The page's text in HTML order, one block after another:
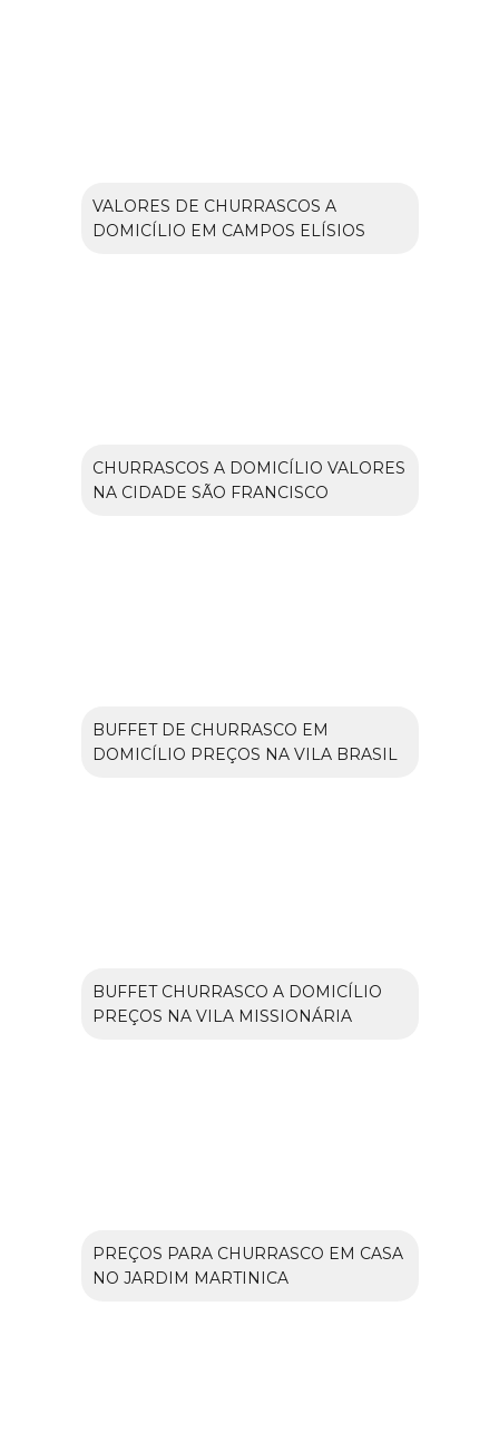
VALORES DE CHURRASCOS A
DOMICÍLIO EM CAMPOS ELÍSIOS
CHURRASCOS A DOMICÍLIO VALORES
NA CIDADE SÃO FRANCISCO
BUFFET DE CHURRASCO EM
DOMICÍLIO PREÇOS NA VILA BRASIL
BUFFET CHURRASCO A DOMICÍLIO
PREÇOS NA VILA MISSIONÁRIA
PREÇOS PARA CHURRASCO EM CASA
NO JARDIM MARTINICA